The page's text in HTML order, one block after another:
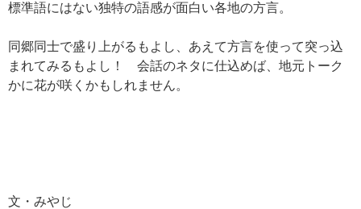
標準語にはない独特の語感が面白い各地の方言。
同郷同士で盛り上がるもよし、あえて方言を使って突っ込
まれてみるもよし！ 会話のネタに仕込めば、地元トーク
かに花が咲くかもしれません。
文・みやじ